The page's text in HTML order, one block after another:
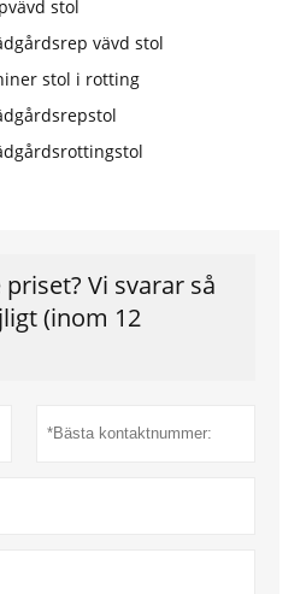
stol
vävd stol
stol i rotting
Vi svarar så
(inom 12